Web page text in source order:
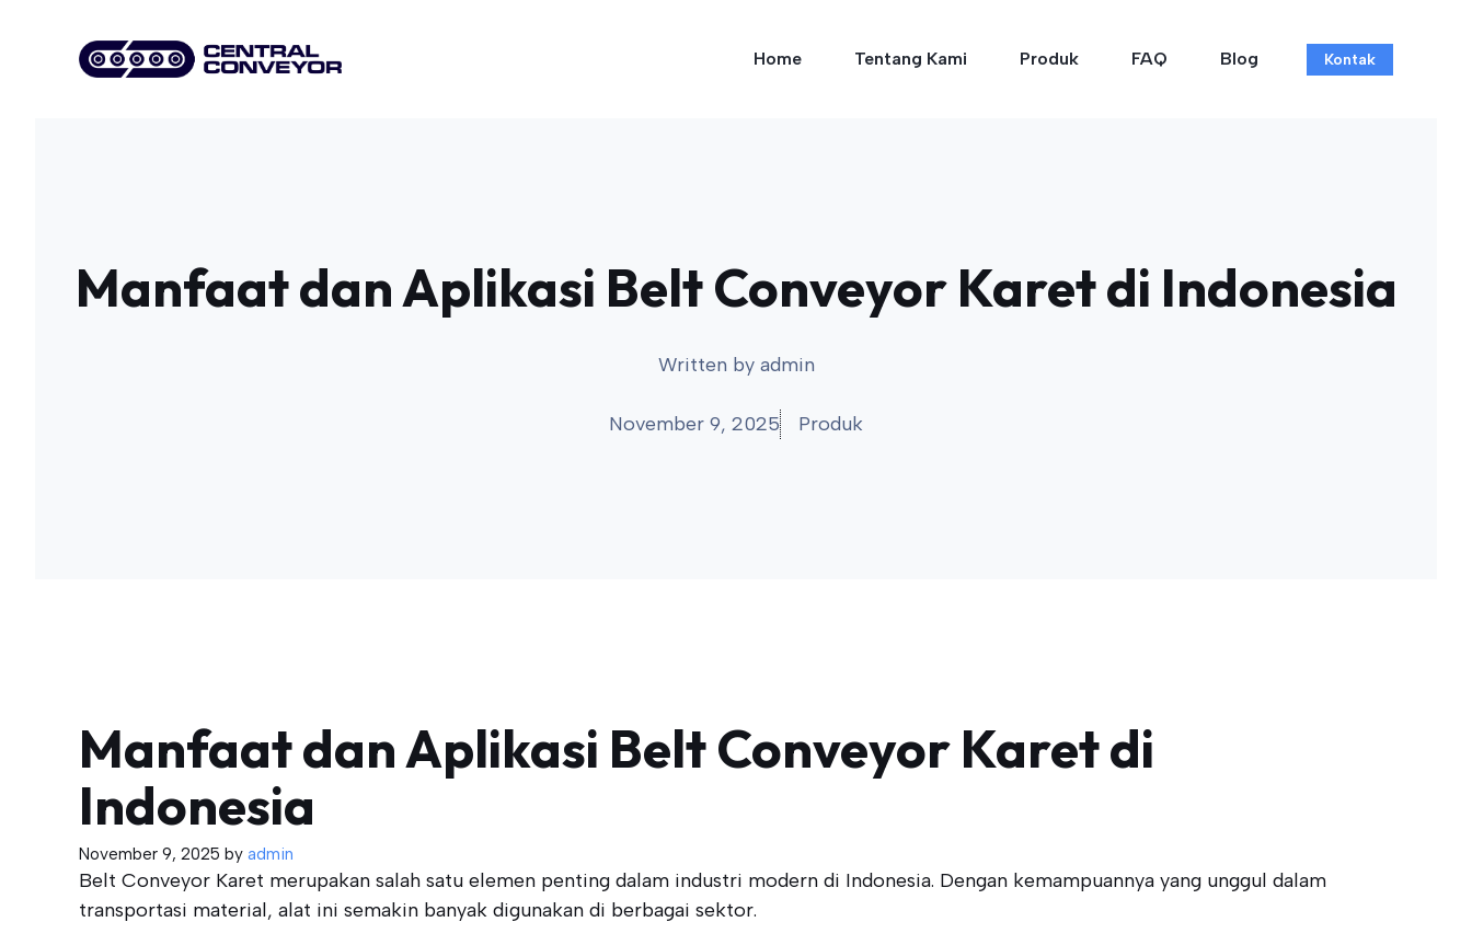
Home Tentang Kami Produk FAQ Blog Kontak
Manfaat dan Aplikasi Belt Conveyor Karet di Indonesia
Written by admin
November 9, 2025 Produk
Manfaat dan Aplikasi Belt Conveyor Karet di
Indonesia
November 9, 2025 by admin
Belt Conveyor Karet merupakan salah satu elemen penting dalam industri modern di Indonesia. Dengan kemampuannya yang unggul dalam
transportasi material, alat ini semakin banyak digunakan di berbagai sektor.